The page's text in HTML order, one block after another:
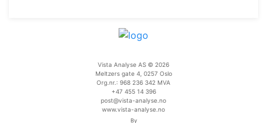
Vista Analyse AS © 2026
Meltzers gate 4, 0257 Oslo
Org.nr.: 968 236 342 MVA
+47 455 14 396
post@vista-analyse.no
www.vista-analyse.no
By